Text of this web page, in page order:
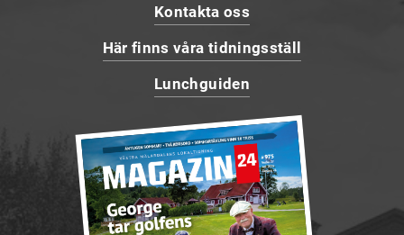
Kontakta oss
Här finns våra tidningsställ
Lunchguiden